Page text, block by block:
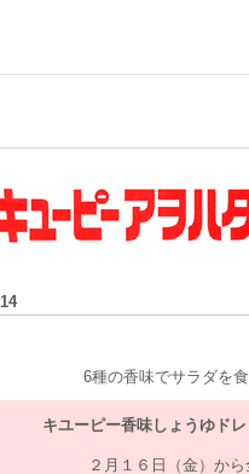
6種の香味でサラダを
キユーピー香味しょうゆド
２月１６日（金）か